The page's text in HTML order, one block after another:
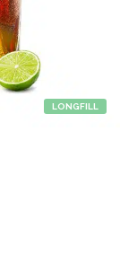
LONGFILL